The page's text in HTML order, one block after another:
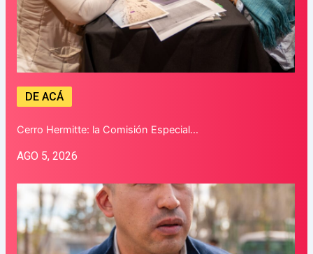
DE ACÁ
Cerro Hermitte: la Comisión Especial…
AGO 5, 2026